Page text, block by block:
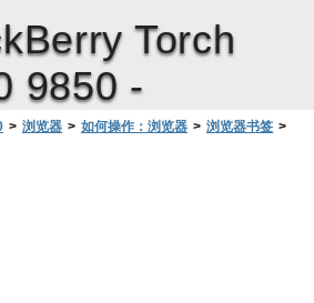
Torch
9850 -
> 浏览器 > 如何操作：浏览器 > 浏览器书签 >